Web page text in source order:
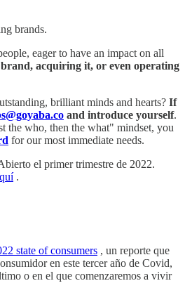
brands.
eager to have an impact on all
acquiring it, or even operating
brilliant minds and hearts? If
and introduce yourself.
the who, then the what" mindset, you
for our most immediate needs.
el primer trimestre de 2022.
.
state of consumers , un reporte que
en este tercer año de Covid,
o en el que comenzaremos a vivir